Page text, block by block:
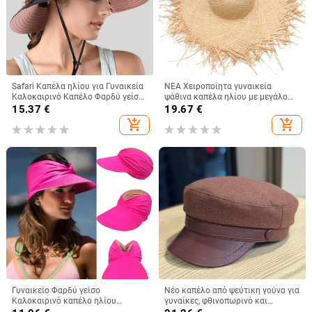
Safari Καπέλα ηλίου για Γυναικεία
Καλοκαιρινό Καπέλο Φαρδύ γείσο
προστασίας από υπεριώδη
Υπαίθριο καπέλο πεζοπορίας για
15.37 €
add_shopping_cart
ΝΕΑ Χειροποίητα γυναικεία
ψάθινα καπέλα ηλίου με μεγάλο
φαρδύ γείσο Gilrs υψηλής
ποιότητας Natural Raffia Panama
Beach Ψάθινα σκουφάκια για τον
19.67 €
add_shopping_cart
Γυναικείο Φαρδύ γείσο
Καλοκαιρινό καπέλο ηλίου
Νέο καπέλο από ψεύτικη γούνα για
γυναίκες, φθινοπωρινό και